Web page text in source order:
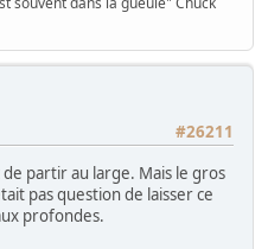
#26211
partir au large. Mais le gros
pas question de laisser ce
profondes.